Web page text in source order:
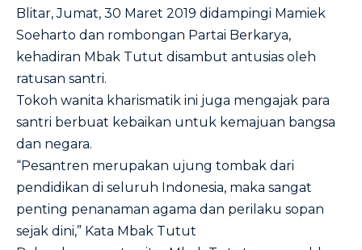
Blitar, Jumat, 30 Maret 2019 didampingi Mamiek
Soeharto dan rombongan Partai Berkarya,
kehadiran Mbak Tutut disambut antusias oleh
ratusan santri.
Tokoh wanita kharismatik ini juga mengajak para
santri berbuat kebaikan untuk kemajuan bangsa
dan negara.
“Pesantren merupakan ujung tombak dari
pendidikan di seluruh Indonesia, maka sangat
penting penanaman agama dan perilaku sopan
sejak dini,” Kata Mbak Tutut